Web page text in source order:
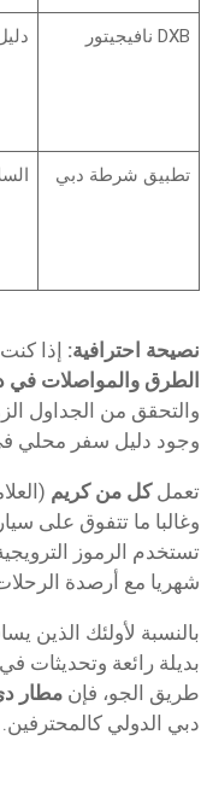
DXB نافيجيتور
تطبيق شرطة دبي
نصيحة احترافية: إذا
الطرق والمواصلات في
والتحقق من الجداول
وجود دليل سفر محلي
تعملكل من كريم
وغالبا ما تتفوق على
تستخدم الرموز
شهريا مع أرصدة
بالنسبة لأولئك الذين
بديلة رائعة وتحديثات
طريق الجو، فإن مطار
دبي الدولي كالمحترفين.